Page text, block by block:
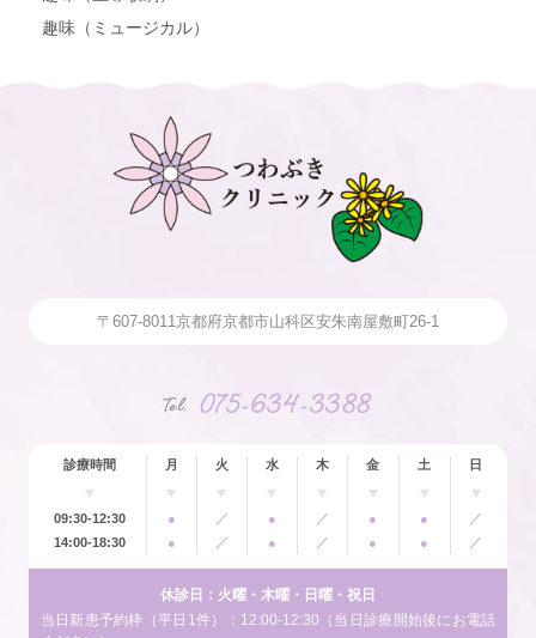
趣味（ミュージカル）
〒607-8011京都府京都市山科区安朱南屋敷町26-1
Tel. 075-634-3388
診療時間 月 火 水 木 金 土 日
09:30-12:30 ● ／ ● ／ ● ●
／
14:00-18:30
● ／ ● ／ ● ● ／
休診日：火曜・木曜・日曜・祝日
当日新患予約枠（平日1件）：12:00-12:30（当日診療開始後にお電話